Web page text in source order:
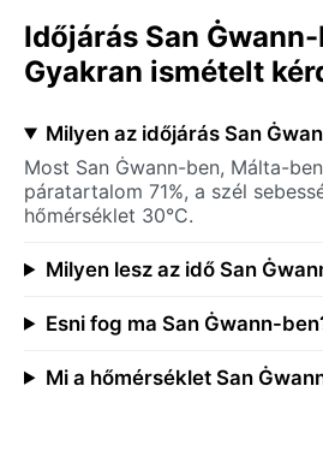
Időjárás San
Gyakran ismételt
Milyen az időjárás San
Most San Ġwann-ben, Málta-
páratartalom 71%, a szél
hőmérséklet 30°C.
Milyen lesz az idő San
Esni fog ma San Ġwann-
Mi a hőmérséklet San